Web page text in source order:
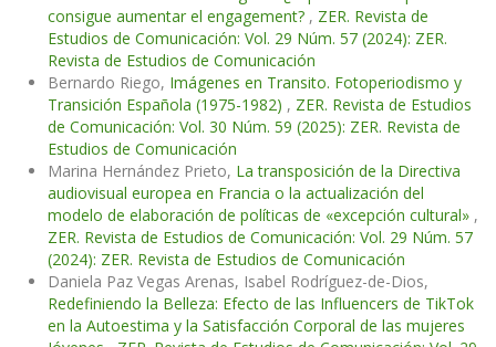
consigue aumentar el engagement? , ZER. Revista de
Estudios de Comunicación: Vol. 29 Núm. 57 (2024): ZER.
Revista de Estudios de Comunicación
Bernardo Riego, Imágenes en Transito. Fotoperiodismo y
Transición Española (1975-1982) , ZER. Revista de Estudios
de Comunicación: Vol. 30 Núm. 59 (2025): ZER. Revista de
Estudios de Comunicación
Marina Hernández Prieto, La transposición de la Directiva
audiovisual europea en Francia o la actualización del
modelo de elaboración de políticas de «excepción cultural» ,
ZER. Revista de Estudios de Comunicación: Vol. 29 Núm. 57
(2024): ZER. Revista de Estudios de Comunicación
Daniela Paz Vegas Arenas, Isabel Rodríguez-de-Dios,
Redefiniendo la Belleza: Efecto de las Influencers de TikTok
en la Autoestima y la Satisfacción Corporal de las mujeres